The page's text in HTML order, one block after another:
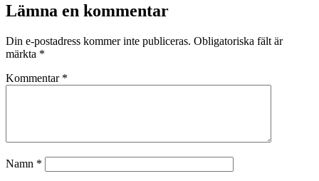
Lämna en kommentar
Din e-postadress kommer inte publiceras. Obligatoriska fält är
märkta *
Kommentar *
Namn *